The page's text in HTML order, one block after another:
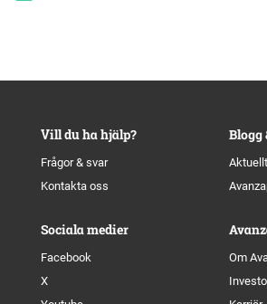
Vill du ha hjälp?
Frågor & svar
Kontakta oss
Blogg
Sociala medier
Facebook
X
Om